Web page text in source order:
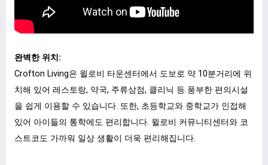
완벽한 위치:
Crofton Living은 윌로비 타운센터에서 도보로 약 10분거리에 위
치해 있어 레스토랑, 약국, 주류상점, 클리닉 등 풍부한 편의시설
을 쉽게 이용할 수 있습니다. 또한, 초등학교와 중학교가 인접해
있어 아이들의 통학에도 편리합니다. 윌로비 커뮤니티센터와 코
스트코도 가까워 일상 생활이 더욱 편리해집니다.